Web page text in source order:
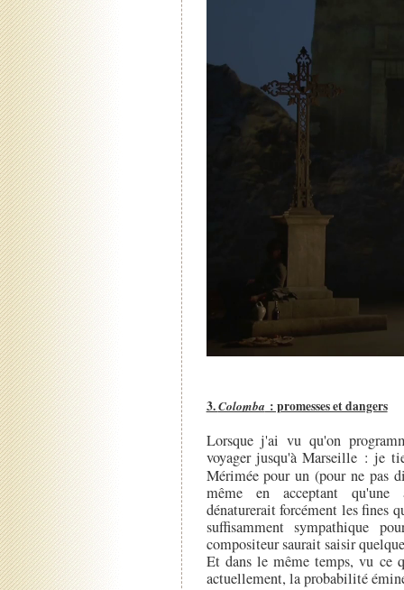
3.Colomba : promesses et dangers
Lorsque j'ai vu qu'on
voyager jusqu'à Marseille : je
Mérimée pour un (pour ne pas
même en acceptant qu'une
dénaturerait forcément les fines
suffisamment sympathique
compositeur saurait saisir
Et dans le même temps, vu ce
actuellement, la probabilité